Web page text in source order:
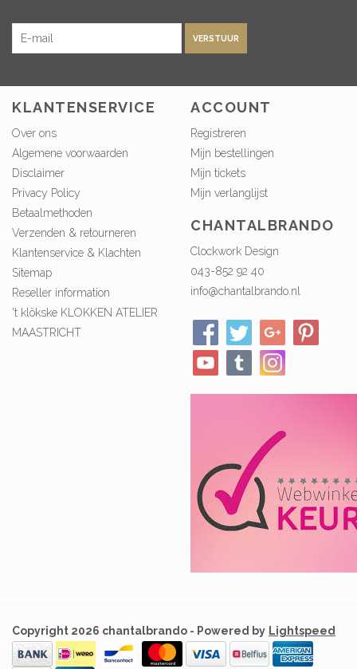
VERSTUUR
KLANTENSERVICE
Over ons
Algemene voorwaarden
Disclaimer
Privacy Policy
Betaalmethoden
Verzenden & retourneren
Klantenservice & Klachten
Sitemap
Reseller information
't klökske KLOKKEN ATELIER
MAASTRICHT
ACCOUNT
Registreren
Mijn bestellingen
Mijn tickets
Mijn verlanglijst
CHANTALBRANDO
Clockwork Design
043-852 92 40
info@chantalbrando.nl
Copyright 2026 chantalbrando - Powered by Lightspeed